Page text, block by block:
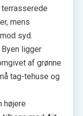
mens
syd.
Byen ligger
af grønne
tag-tehuse og
højere